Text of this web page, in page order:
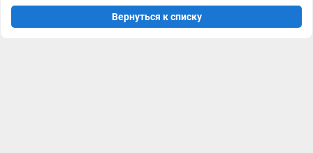
Вернуться к списку